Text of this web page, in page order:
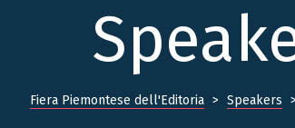
Fiera Piemontese dell'Editoria > Speakers >